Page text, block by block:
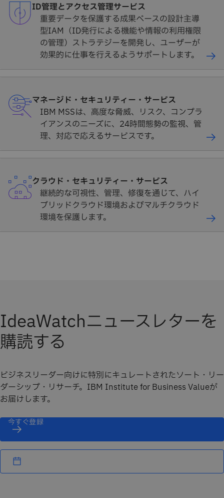
ID管理とアクセス管理サービス
重要データを保護する成果ベースの設計主導
型IAM（ID発行による機能や情報の利用権限
の管理）ストラテジーを開発し、ユーザーが
効果的に仕事を行えるようサポートします。
マネージド・セキュリティー・サービス
IBM MSSは、高度な脅威、リスク、コンプラ
イアンスのニーズに、24時間態勢の監視、管
理、対応で応えるサービスです。
クラウド・セキュリティー・サービス
継続的な可視性、管理、修復を通じて、ハイ
ブリッドクラウド環境およびマルチクラウド
環境を保護します。
IdeaWatchニュースレターを
購読する
ビジネスリーダー向けに特別にキュレートされたソート・リー
ダーシップ・リサーチ。IBM Institute for Business Valueが
お届けします。
今すぐ登録